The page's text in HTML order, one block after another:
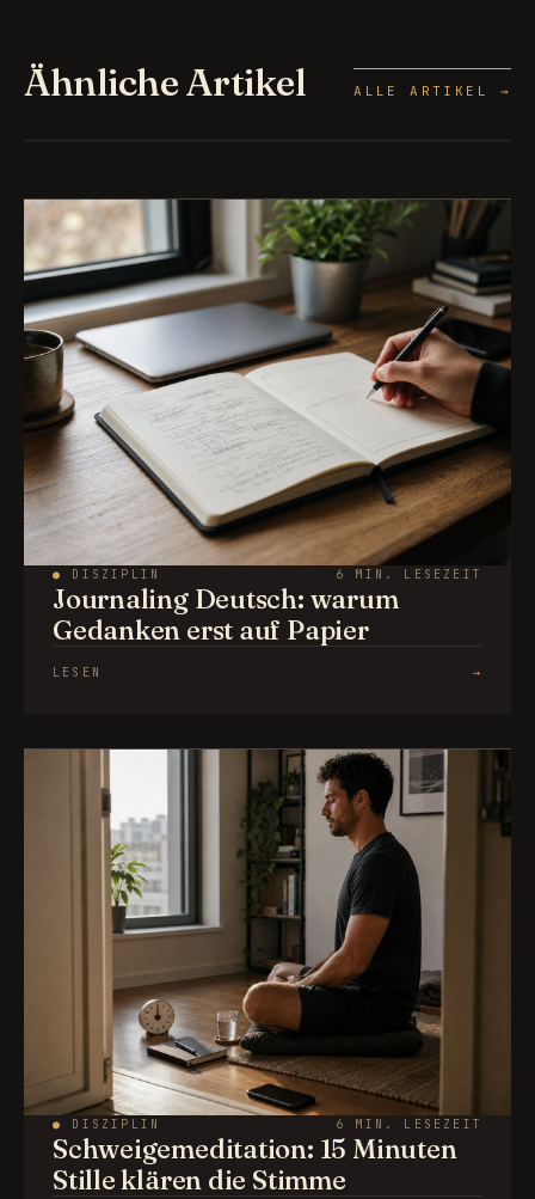
Ähnliche Artikel ALLE ARTIKEL →
● DISZIPLIN 6 MIN. LESEZEIT
Journaling Deutsch: warum
Gedanken erst auf Papier
LESEN →
● DISZIPLIN 6 MIN. LESEZEIT
Schweigemeditation: 15 Minuten
Stille klären die Stimme